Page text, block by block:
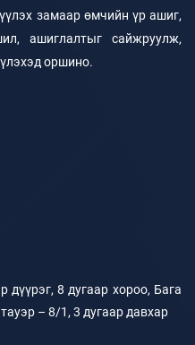
замаар өмчийн үр ашиг,
ашиглалтыг сайжруулж,
оршино.
дүүрэг, 8 дугаар хороо, Бага
– 8/1, 3 дугаар давхар